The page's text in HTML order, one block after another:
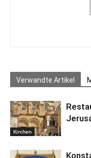
Verwandte Artikel
Kirchen